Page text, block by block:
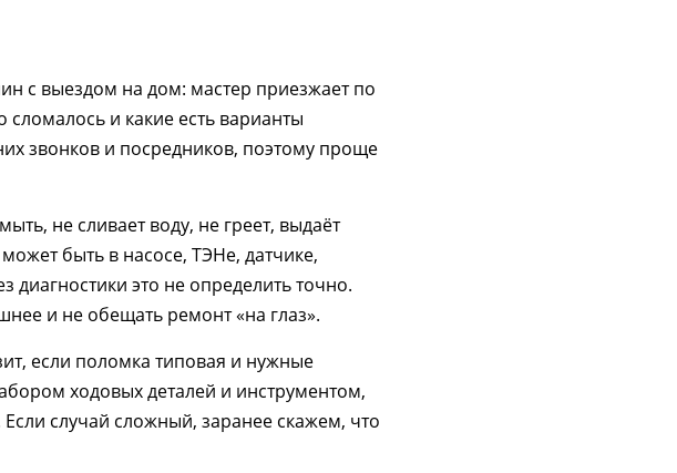
с выездом на дом: мастер приезжает по
сломалось и какие есть варианты
звонков и посредников, поэтому проще
не сливает воду, не греет, выдаёт
быть в насосе, ТЭНе, датчике,
диагностики это не определить точно.
и не обещать ремонт «на глаз».
если поломка типовая и нужные
ходовых деталей и инструментом,
случай сложный, заранее скажем, что